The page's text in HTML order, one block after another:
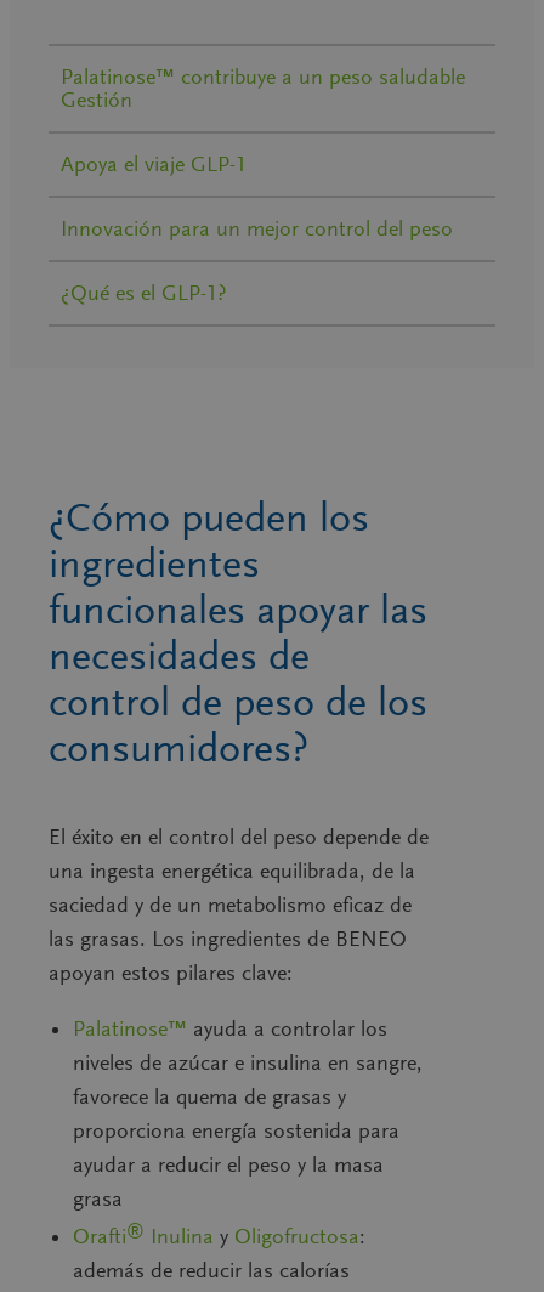
Palatinose™ contribuye a un peso saludable
Gestión
Apoya el viaje GLP-1
Innovación para un mejor control del peso
¿Qué es el GLP-1?
¿Cómo pueden los
ingredientes
funcionales apoyar las
necesidades de
control de peso de los
consumidores?
El éxito en el control del peso depende de
una ingesta energética equilibrada, de la
saciedad y de un metabolismo eficaz de
las grasas. Los ingredientes de BENEO
apoyan estos pilares clave:
Palatinose™ ayuda a controlar los
niveles de azúcar e insulina en sangre,
favorece la quema de grasas y
proporciona energía sostenida para
ayudar a reducir el peso y la masa
grasa
Orafti® Inulina y Oligofructosa:
además de reducir las calorías